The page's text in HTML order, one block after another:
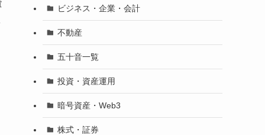
ビジネス・企業・会計
不動産
五十音一覧
投資・資産運用
暗号資産・Web3
株式・証券